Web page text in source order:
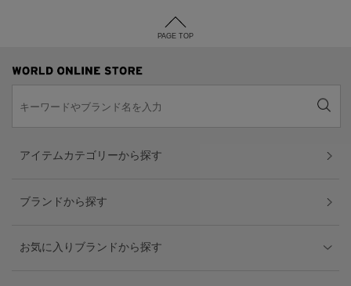
PAGE TOP
アイテムカテゴリーから探す
ブランドから探す
お気に入りブランドから探す